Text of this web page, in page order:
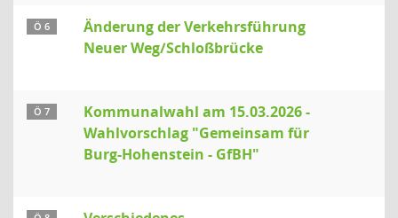
Ö 6
Änderung der Verkehrsführung
Neuer Weg/Schloßbrücke
Ö 7
Kommunalwahl am 15.03.2026 -
Wahlvorschlag "Gemeinsam für
Burg-Hohenstein - GfBH"